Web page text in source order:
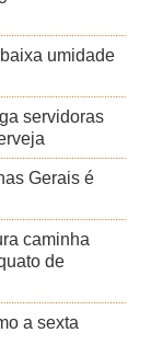
umidade
servidoras
Gerais é
caminha
de
a sexta